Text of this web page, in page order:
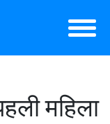
महिला